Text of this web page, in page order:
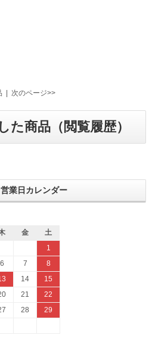
次のページ>>
た商品（閲覧履歴）
業日カレンダー
金
土
1
6 7
8
14
15
21
22
28
29